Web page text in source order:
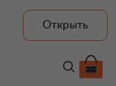
Открыть